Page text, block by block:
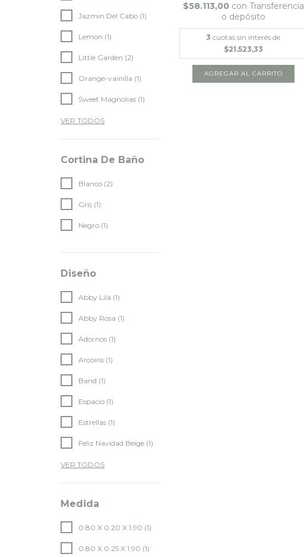
Jazmin Del Cabo (1)
Lemon (1)
Little Garden (2)
Orange-vainilla (1)
Sweet Magnolias (1)
VER TODOS
Cortina De Baño
Blanco (2)
Gris (1)
Negro (1)
Diseño
Abby Lila (1)
Abby Rosa (1)
Adornos (1)
Arcoiris (1)
Band (1)
Espacio (1)
Estrellas (1)
Feliz Navidad Beige (1)
VER TODOS
Medida
0.80 X 0.20 X 1.90 (1)
0.80 X 0.25 X 1.90 (1)
$58.113,00 con Transferencia
o depósito
3 cuotas sin interés de
$21.523,33